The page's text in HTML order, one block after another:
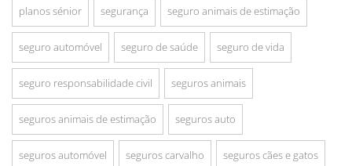
planos sénior segurança seguro animais de estimação
seguro automóvel seguro de saúde seguro de vida
seguro responsabilidade civil seguros animais
seguros animais de estimação seguros auto
seguros automóvel seguros carvalho seguros cães e gatos